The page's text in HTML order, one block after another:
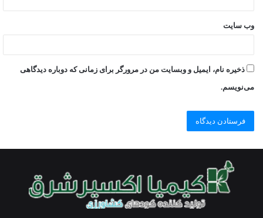
وب‌ سایت
ذخیره نام، ایمیل و وبسایت من در مرورگر برای زمانی که دوباره دیدگاهی
می‌نویسم.